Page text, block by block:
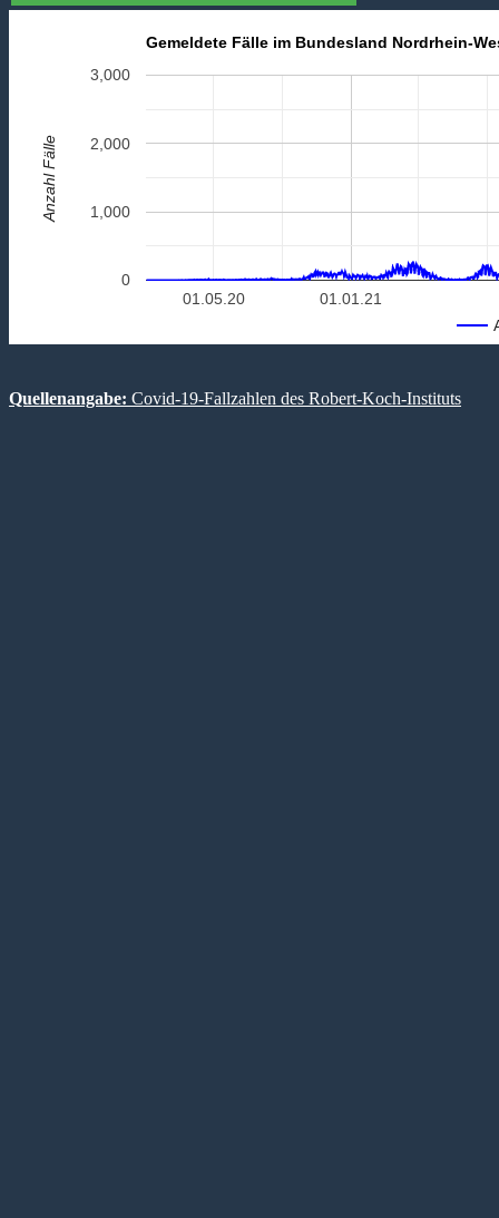
Gemeldete Fälle im Bundesland Nordrhein-
01.01.21
01.05.20
0
1,000
2,000
3,000
Anzahl Fälle
Quellenangabe: Covid-19-Fallzahlen des Robert-Koch-Instituts